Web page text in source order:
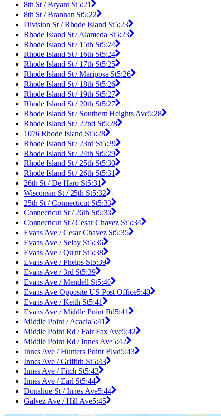
8th St / Bryant St5:21
8th St / Brannan St5:22
Division St / Rhode Island St5:23
Rhode Island St / Alameda St5:23
Rhode Island St / 15th St5:24
Rhode Island St / 16th St5:24
Rhode Island St / 17th St5:25
Rhode Island St / Mariposa St5:26
Rhode Island St / 18th St5:26
Rhode Island St / 19th St5:27
Rhode Island St / 20th St5:27
Rhode Island St / Southern Heights Ave5:28
Rhode Island St / 22nd St5:28
1076 Rhode Island St5:28
Rhode Island St / 23rd St5:29
Rhode Island St / 24th St5:29
Rhode Island St / 25th St5:30
Rhode Island St / 26th St5:31
26th St / De Haro St5:31
Wisconsin St / 25th St5:32
25th St / Connecticut St5:33
Connecticut St / 26th St5:33
Connecticut St / Cesar Chavez St5:34
Evans Ave / Cesar Chavez St5:35
Evans Ave / Selby St5:36
Evans Ave / Quint St5:38
Evans Ave / Phelps St5:39
Evans Ave / 3rd St5:39
Evans Ave / Mendell St5:40
Evans Ave Opposite US Post Office5:40
Evans Ave / Keith St5:41
Evans Ave / Middle Point Rd5:41
Middle Point / Acacia5:41
Middle Point Rd / Fair Fax Ave5:42
Middle Point Rd / Innes Ave5:42
Innes Ave / Hunters Point Blvd5:43
Innes Ave / Griffith St5:43
Innes Ave / Fitch St5:43
Innes Ave / Earl St5:44
Donahue St / Innes Ave5:44
Galvez Ave / Hill Ave5:45